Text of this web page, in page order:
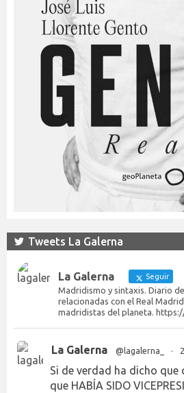
Tweets La Galerna
La Galerna Seguir
Madridismo y sintaxis. Diario
relacionadas con el Real
madridistas del planeta.
La Galerna @lagalerna_ ·
Si de verdad ha dicho
que HABÍA SIDO